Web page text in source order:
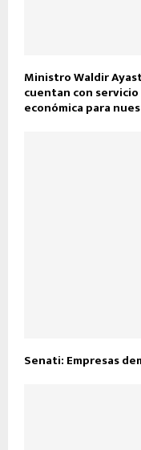
Ministro Waldir
cuentan con
económica para
Senati: Empresas